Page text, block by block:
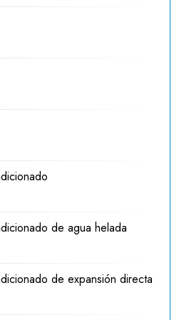
de agua helada
de expansión directa